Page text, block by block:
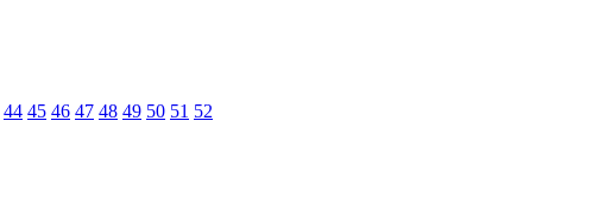
44 45 46 47 48 49 50 51 52